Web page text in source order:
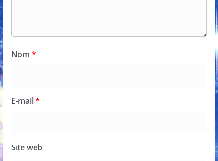
Nom *
E-mail*
Site web